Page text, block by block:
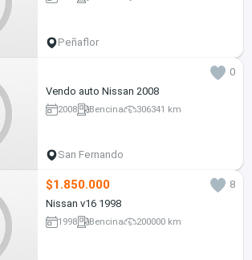
Peñaflor
0
Vendo auto Nissan 2008
2008 Bencina 306341 km
San Fernando
$1.850.000
8
Nissan v16 1998
1998 Bencina 200000 km